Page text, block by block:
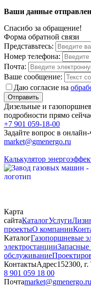
Ваши данные
Спасибо за обращение!
Форма обратной связи
Представьтесь:
Номер телефона:
Почта:
Ваше сообщение:
Даю согласие на
Отправить
Дизельные и
подробности прямо
+7 901 059-18-00
Задайте вопрос в
market@gmenergo.ru
Калькулятор
Карта
сайтаКаталогУслуги
проектыО компании
КаталогГазопоршневые
электростанцииЗапасные
обслуживание
КонтактыАдрес152300,
8 901 059 18 00
Почтаmarket@gmenergo.ru